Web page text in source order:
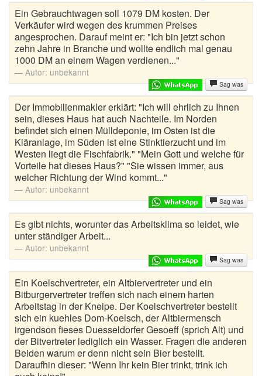
Politiker Witze
Polizei Witze
Schlechte Witze
Schottenwitze
Schulwitze
Schwabenwitze
Schwarzer Humor Witze
Schwulenwitze
SMS Sprüche
Sportwitze
Studentenwitze
Tierwitze
Toilettensprüche
Trabi Witze
Türkenwitze
Ein Gebrauchtwagen soll 1079 DM kosten. Der
Verkäufer wird wegen des krummen Preises
angesprochen. Darauf meint er: "Ich bin jetzt schon
zehn Jahre in Branche und wollte endlich mal genau
1000 DM an einem Wagen verdienen..."
Autor: unbekannt
Sag was
Der Immobilienmakler erklärt: "Ich will ehrlich zu Ihnen
sein, dieses Haus hat auch Nachteile. Im Norden
befindet sich einen Mülldeponie, im Osten ist die
Kläranlage, im Süden ist eine Stinktierzucht und im
Westen liegt die Fischfabrik." "Mein Gott und welche für
Vorteile hat dieses Haus?" "Sie wissen immer, aus
welcher Richtung der Wind kommt..."
Autor: unbekannt
Sag was
Es gibt nichts, worunter das Arbeitsklima so leidet, wie
unter ständiger Arbeit...
Autor: unbekannt
Sag was
Ein Koelschvertreter, ein Altbiervertreter und ein
Bitburgervertreter treffen sich nach einem harten
Arbeitstag in der Kneipe. Der Koelschvertreter bestellt
sich ein kuehles Dom-Koelsch, der Altbiermensch
irgendson fieses Duesseldorfer Gesoeff (sprich Alt) und
der Bitvertreter lediglich ein Wasser. Fragen die anderen
Beiden warum er denn nicht sein Bier bestellt.
Daraufhin dieser: "Wenn Ihr kein Bier trinkt, trink ich